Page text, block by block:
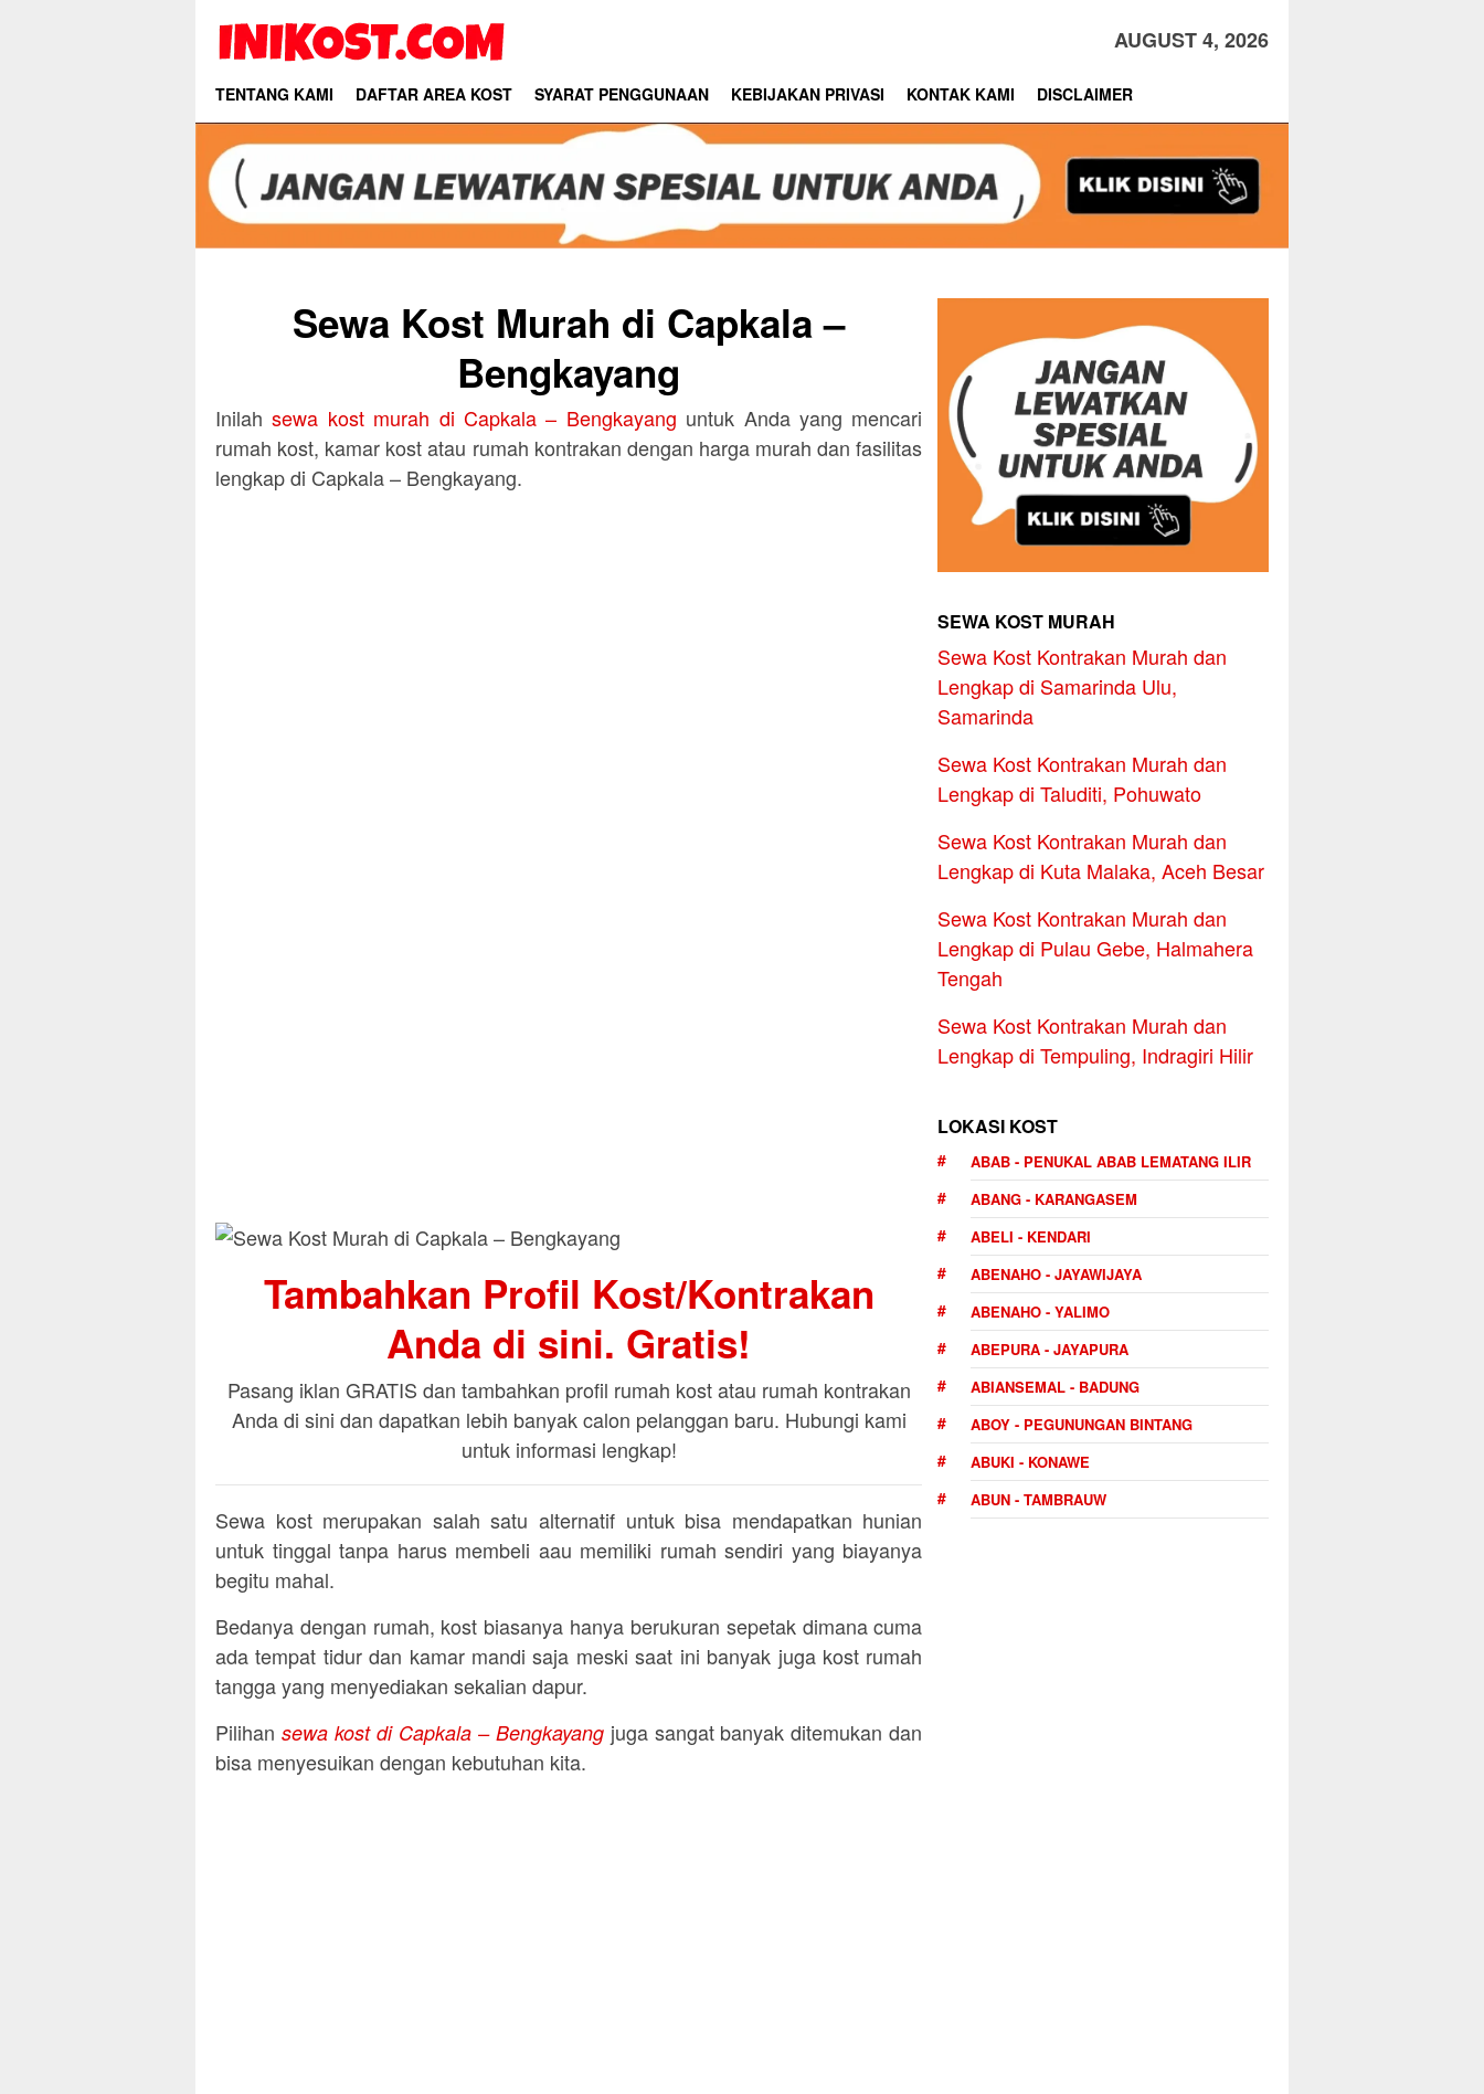
AUGUST 4, 2026
TENTANG KAMI DAFTAR AREA KOST SYARAT PENGGUNAAN KEBIJAKAN PRIVASI KONTAK KAMI DISCLAIMER
Sewa Kost Murah di Capkala –
Bengkayang
Inilahsewa kost murah di Capkala – Bengkayang untuk Anda yang mencari
rumah kost, kamar kost atau rumah kontrakan dengan harga murah dan fasilitas
lengkap di Capkala – Bengkayang.
Tambahkan Profil Kost/Kontrakan
Anda di sini. Gratis!
Pasang iklan GRATIS dan tambahkan profil rumah kost atau rumah kontrakan
Anda di sini dan dapatkan lebih banyak calon pelanggan baru. Hubungi kami
untuk informasi lengkap!
Sewa kost merupakan salah satu alternatif untuk bisa mendapatkan hunian
untuk tinggal tanpa harus membeli aau memiliki rumah sendiri yang biayanya
begitu mahal.
Bedanya dengan rumah, kost biasanya hanya berukuran sepetak dimana cuma
ada tempat tidur dan kamar mandi saja meski saat ini banyak juga kost rumah
tangga yang menyediakan sekalian dapur.
Pilihan sewa kost di Capkala – Bengkayangjuga sangat banyak ditemukan dan
bisa menyesuikan dengan kebutuhan kita.
SEWA KOST MURAH
Sewa Kost Kontrakan Murah dan
Lengkap di Samarinda Ulu,
Samarinda
Sewa Kost Kontrakan Murah dan
Lengkap di Taluditi, Pohuwato
Sewa Kost Kontrakan Murah dan
Lengkap di Kuta Malaka, Aceh Besar
Sewa Kost Kontrakan Murah dan
Lengkap di Pulau Gebe, Halmahera
Tengah
Sewa Kost Kontrakan Murah dan
Lengkap di Tempuling, Indragiri Hilir
LOKASI KOST
ABAB - PENUKAL ABAB LEMATANG ILIR
ABANG - KARANGASEM
ABELI - KENDARI
ABENAHO - JAYAWIJAYA
ABENAHO - YALIMO
ABEPURA - JAYAPURA
ABIANSEMAL - BADUNG
ABOY - PEGUNUNGAN BINTANG
ABUKI - KONAWE
ABUN - TAMBRAUW